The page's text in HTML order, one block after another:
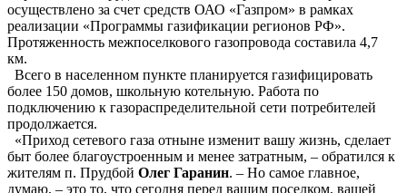
осуществлено за счет средств ОАО «Газпром» в рамках
реализации «Программы газификации регионов РФ».
Протяженность межпоселкового газопровода составила 4,7
км.
Всего в населенном пункте планируется газифицировать
более 150 домов, школьную котельную. Работа по
подключению к газораспределительной сети потребителей
продолжается.
«Приход сетевого газа отныне изменит вашу жизнь, сделает
быт более благоустроенным и менее затратным, – обратился к
жителям п. Прудбой Олег Гаранин. – Но самое главное,
думаю, – это то, что сегодня перед вашим поселком, вашей